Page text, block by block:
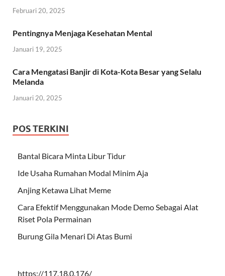
Februari 20, 2025
Pentingnya Menjaga Kesehatan Mental
Januari 19, 2025
Cara Mengatasi Banjir di Kota-Kota Besar yang Selalu
Melanda
Januari 20, 2025
POS TERKINI
Bantal Bicara Minta Libur Tidur
Ide Usaha Rumahan Modal Minim Aja
Anjing Ketawa Lihat Meme
Cara Efektif Menggunakan Mode Demo Sebagai Alat
Riset Pola Permainan
Burung Gila Menari Di Atas Bumi
https://117.18.0.176/